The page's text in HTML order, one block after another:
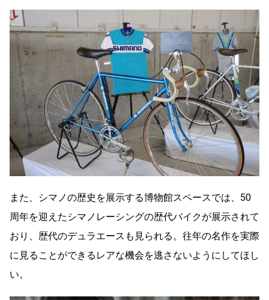
また、シマノの歴史を展示する博物館スペースでは、50
周年を迎えたシマノレーシングの歴代バイクが展示されて
おり、歴代のデュラエースも見られる。往年の名作を実際
に見ることができるレアな機会を逃さないようにしてほし
い。